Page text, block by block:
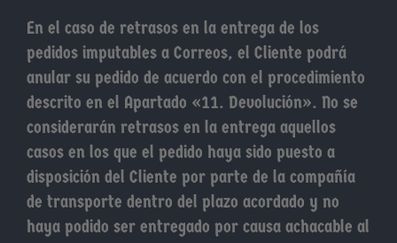
En el caso de retrasos en la entrega de los
pedidos imputables a Correos, el Cliente podrá
anular su pedido de acuerdo con el procedimiento
descrito en el Apartado «11. Devolución». No se
considerarán retrasos en la entrega aquellos
casos en los que el pedido haya sido puesto a
disposición del Cliente por parte de la compañía
de transporte dentro del plazo acordado y no
haya podido ser entregado por causa achacable al